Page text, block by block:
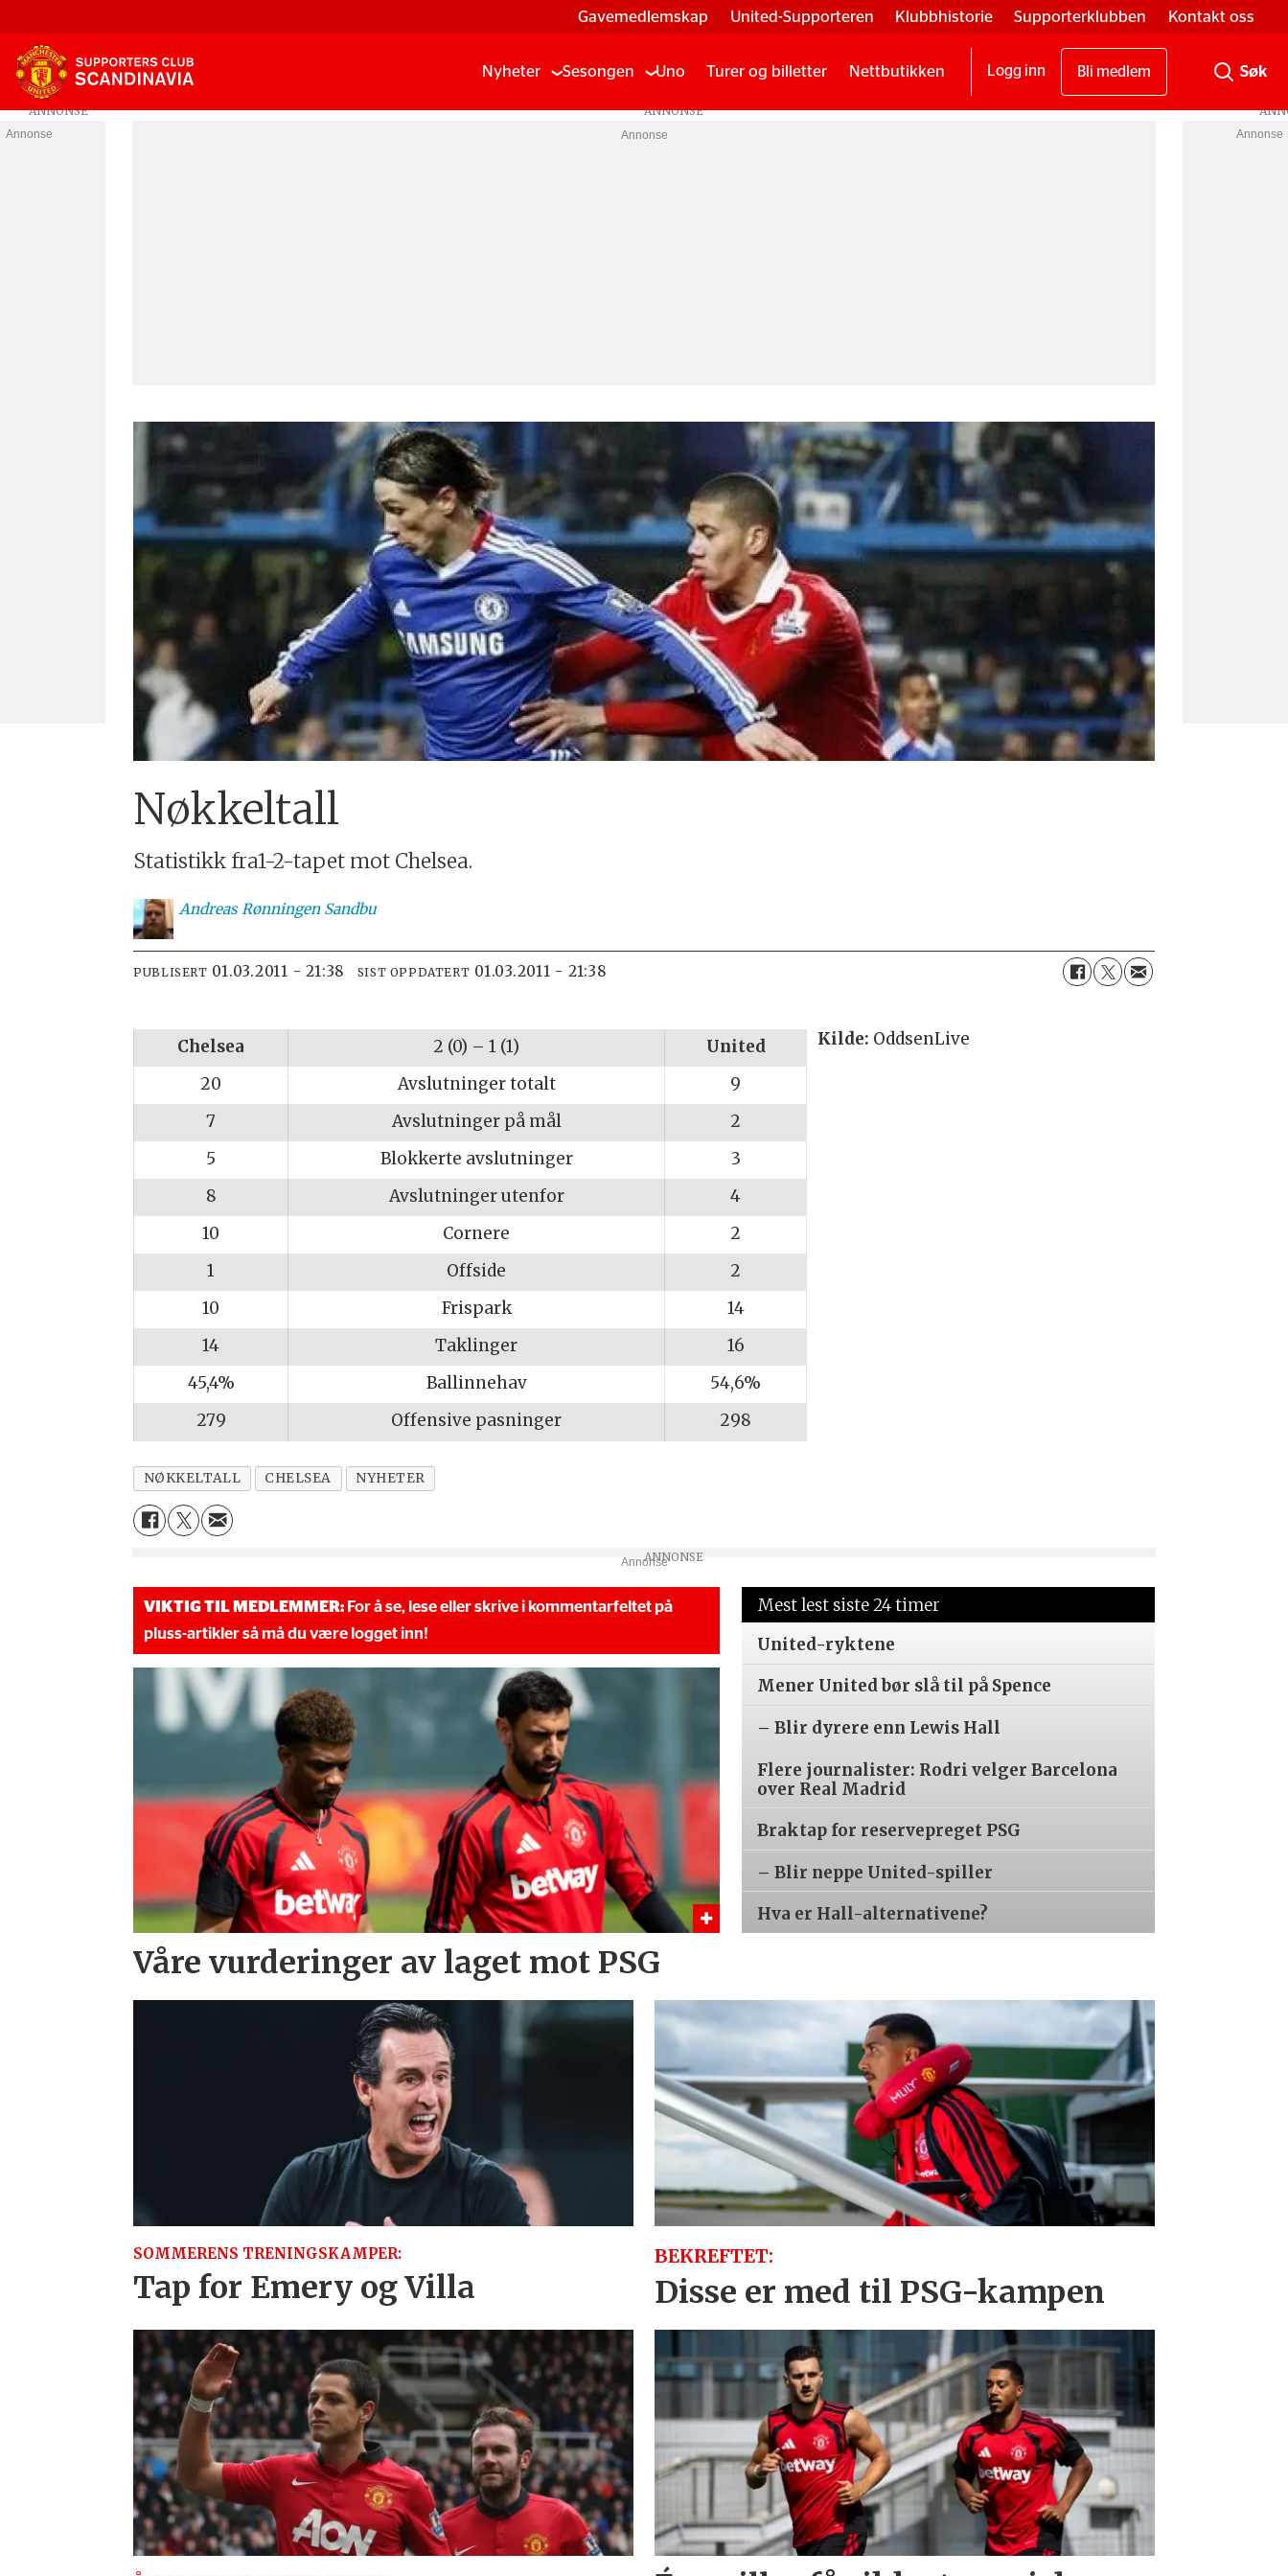
Gavemedlemskap United-Supporteren Klubbhistorie Supporterklubben Kontakt oss
Nyheter Sesongen Uno Turer og billetter Nettbutikken Logg inn Bli medlem
Annonse
Nøkkeltall
Statistikk fra1-2-tapet mot Chelsea.
Andreas Rønningen Sandbu
PUBLISERT 01.03.2011 - 21:38 SIST OPPDATERT 01.03.2011 - 21:38
Chelsea 2 (0) – 1 (1)
United
20
Avslutninger totalt
9
7
Avslutninger på mål
2
5
Blokkerte avslutninger
3
8
Avslutninger utenfor
4
10
Cornere
2
1
Offside
2
10
Frispark
14
14
Taklinger
16
45,4%
Ballinnehav
54,6%
279
Offensive pasninger 298
Kilde: OddsenLive
NØKKELTALL CHELSEA NYHETER
Annonse
VIKTIG TIL MEDLEMMER: For å se, lese eller skrive i kommentarfeltet på
pluss-artikler så må du være logget inn!
Våre vurderinger av laget mot PSG
Mest lest siste 24 timer
United-ryktene
Mener United bør slå til på Spence
– Blir dyrere enn Lewis Hall
Flere journalister: Rodri velger Barcelona
over Real Madrid
Braktap for reservepreget PSG
– Blir neppe United-spiller
Hva er Hall-alternativene?
SOMMERENS TRENINGSKAMPER:
Tap for Emery og Villa
BEKREFTET:
Disse er med til PSG-kampen
Annonse Annonse